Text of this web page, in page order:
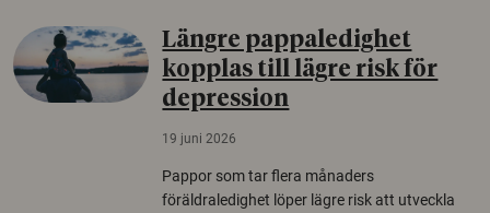
Längre pappaledighet
kopplas till lägre risk för
depression
19 juni 2026
Pappor som tar flera månaders
föräldraledighet löper lägre risk att utveckla